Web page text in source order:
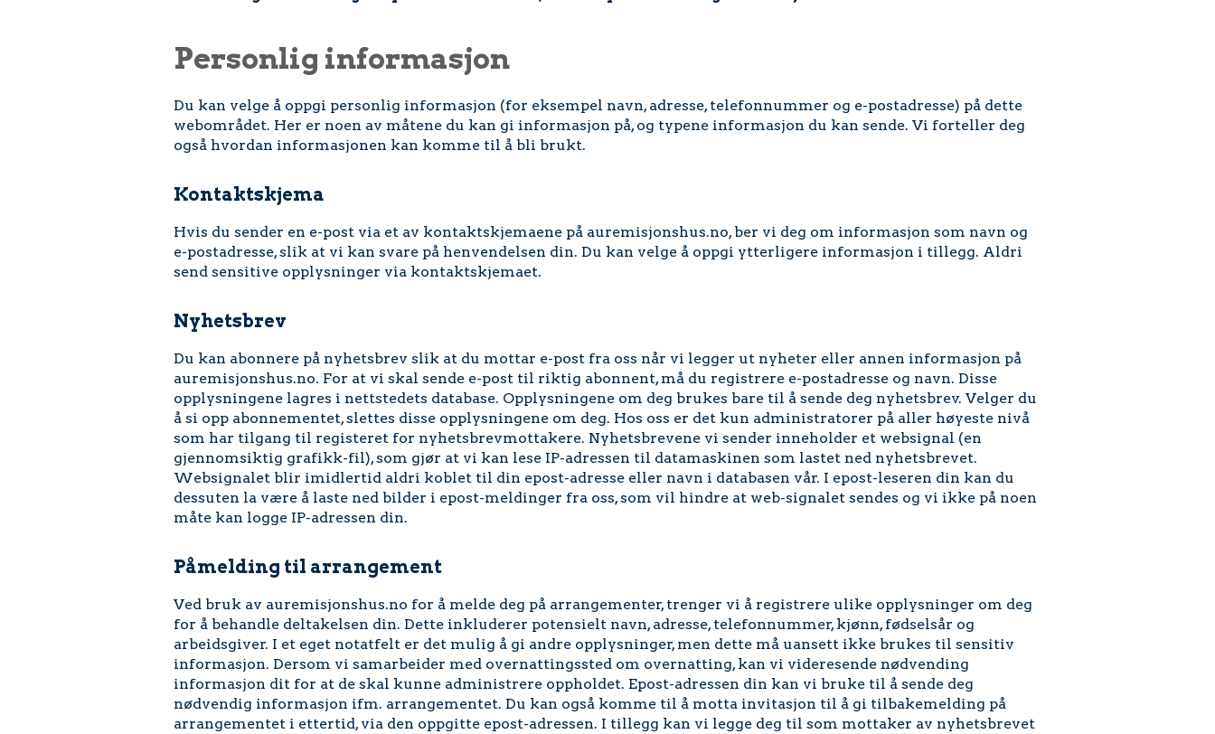
Personlig informasjon
Du kan velge å oppgi personlig informasjon (for eksempel navn, adresse, telefonnummer og e-postadresse) på dette
webområdet. Her er noen av måtene du kan gi informasjon på, og typene informasjon du kan sende. Vi forteller deg
også hvordan informasjonen kan komme til å bli brukt.
Kontaktskjema
Hvis du sender en e-post via et av kontaktskjemaene på auremisjonshus.no, ber vi deg om informasjon som navn og
e-postadresse, slik at vi kan svare på henvendelsen din. Du kan velge å oppgi ytterligere informasjon i tillegg. Aldri
send sensitive opplysninger via kontaktskjemaet.
Nyhetsbrev
Du kan abonnere på nyhetsbrev slik at du mottar e-post fra oss når vi legger ut nyheter eller annen informasjon på
auremisjonshus.no. For at vi skal sende e-post til riktig abonnent, må du registrere e-postadresse og navn. Disse
opplysningene lagres i nettstedets database. Opplysningene om deg brukes bare til å sende deg nyhetsbrev. Velger du
å si opp abonnementet, slettes disse opplysningene om deg. Hos oss er det kun administratorer på aller høyeste nivå
som har tilgang til registeret for nyhetsbrevmottakere. Nyhetsbrevene vi sender inneholder et websignal (en
gjennomsiktig grafikk-fil), som gjør at vi kan lese IP-adressen til datamaskinen som lastet ned nyhetsbrevet.
Websignalet blir imidlertid aldri koblet til din epost-adresse eller navn i databasen vår. I epost-leseren din kan du
dessuten la være å laste ned bilder i epost-meldinger fra oss, som vil hindre at web-signalet sendes og vi ikke på noen
måte kan logge IP-adressen din.
Påmelding til arrangement
Ved bruk av auremisjonshus.no for å melde deg på arrangementer, trenger vi å registrere ulike opplysninger om deg
for å behandle deltakelsen din. Dette inkluderer potensielt navn, adresse, telefonnummer, kjønn, fødselsår og
arbeidsgiver. I et eget notatfelt er det mulig å gi andre opplysninger, men dette må uansett ikke brukes til sensitiv
informasjon. Dersom vi samarbeider med overnattingssted om overnatting, kan vi videresende nødvending
informasjon dit for at de skal kunne administrere oppholdet. Epost-adressen din kan vi bruke til å sende deg
nødvendig informasjon ifm. arrangementet. Du kan også komme til å motta invitasjon til å gi tilbakemelding på
arrangementet i ettertid, via den oppgitte epost-adressen. I tillegg kan vi legge deg til som mottaker av nyhetsbrevet